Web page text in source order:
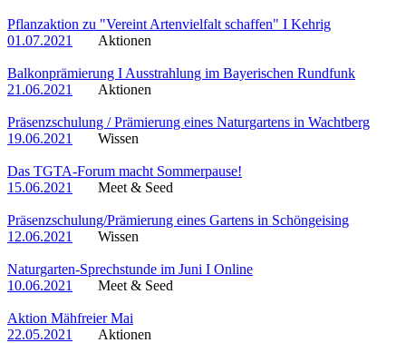
Pflanzaktion zu "Vereint Artenvielfalt schaffen" I Kehrig
01.07.2021
Aktionen
Balkonprämierung I Ausstrahlung im Bayerischen Rundfunk
21.06.2021
Aktionen
Präsenzschulung / Prämierung eines Naturgartens in Wachtberg
19.06.2021
Wissen
Das TGTA-Forum macht Sommerpause!
15.06.2021
Meet & Seed
Präsenzschulung/Prämierung eines Gartens in Schöngeising
12.06.2021
Wissen
Naturgarten-Sprechstunde im Juni I Online
10.06.2021
Meet & Seed
Aktion Mähfreier Mai
22.05.2021
Aktionen